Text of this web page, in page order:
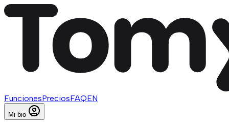
FuncionesPreciosFAQEN
Mi bio